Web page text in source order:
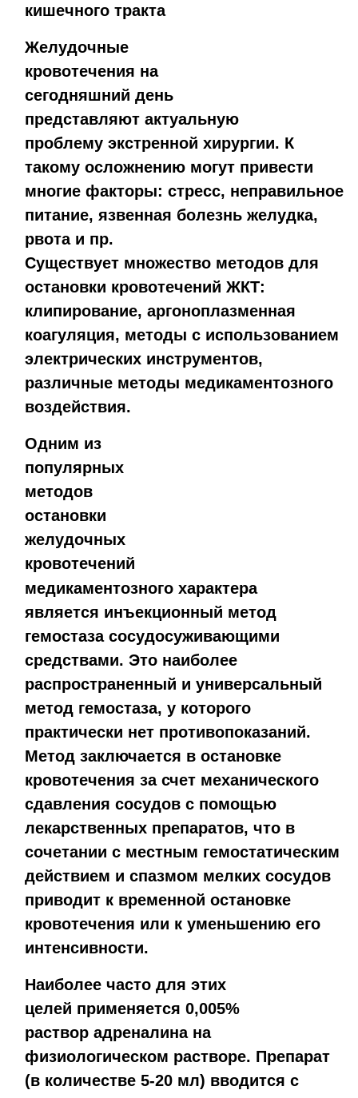
кишечного тракта
Желудочные
кровотечения на
сегодняшний день
представляют актуальную
проблему экстренной хирургии. К
такому осложнению могут привести
многие факторы: стресс, неправильное
питание, язвенная болезнь желудка,
рвота и пр.
Существует множество методов для
остановки кровотечений ЖКТ:
клипирование, аргоноплазменная
коагуляция, методы с использованием
электрических инструментов,
различные методы медикаментозного
воздействия.
Одним из
популярных
методов
остановки
желудочных
кровотечений
медикаментозного характера
является инъекционный метод
гемостаза сосудосуживающими
средствами. Это наиболее
распространенный и универсальный
метод гемостаза, у которого
практически нет противопоказаний.
Метод заключается в остановке
кровотечения за счет механического
сдавления сосудов с помощью
лекарственных препаратов, что в
сочетании с местным гемостатическим
действием и спазмом мелких сосудов
приводит к временной остановке
кровотечения или к уменьшению его
интенсивности.
Наиболее часто для этих
целей применяется 0,005%
раствор адреналина на
физиологическом растворе. Препарат
(в количестве 5-20 мл) вводится с